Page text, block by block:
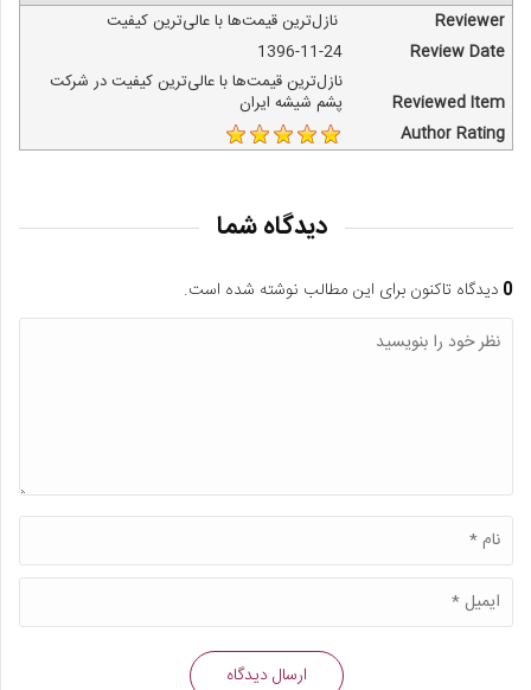
Reviewer
نازل‌ترین قیمت‌ها با عالی‌ترین کیفیت
Review Date
1396-11-24
Reviewed Item
نازل‌ترین قیمت‌ها با عالی‌ترین کیفیت در شرکت
پشم شیشه ایران
Author Rating
دیدگاه شما
0 دیدگاه تاکنون برای این مطالب نوشته شده است.